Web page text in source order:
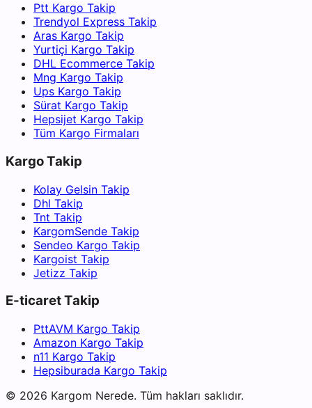
Ptt Kargo Takip
Trendyol Express Takip
Aras Kargo Takip
Yurtiçi Kargo Takip
DHL Ecommerce Takip
Mng Kargo Takip
Ups Kargo Takip
Sürat Kargo Takip
Hepsijet Kargo Takip
Tüm Kargo Firmaları
Kargo Takip
Kolay Gelsin Takip
Dhl Takip
Tnt Takip
KargomSende Takip
Sendeo Kargo Takip
Kargoist Takip
Jetizz Takip
E-ticaret Takip
PttAVM Kargo Takip
Amazon Kargo Takip
n11 Kargo Takip
Hepsiburada Kargo Takip
© 2026 Kargom Nerede. Tüm hakları saklıdır.